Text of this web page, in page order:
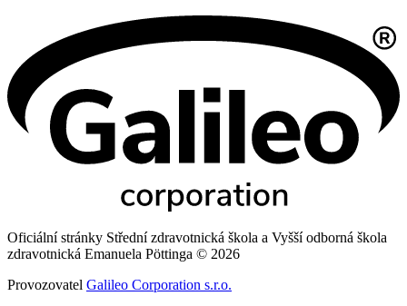
Oficiální stránky Střední zdravotnická škola a Vyšší odborná škola
zdravotnická Emanuela Pöttinga © 2026
Provozovatel Galileo Corporation s.r.o.